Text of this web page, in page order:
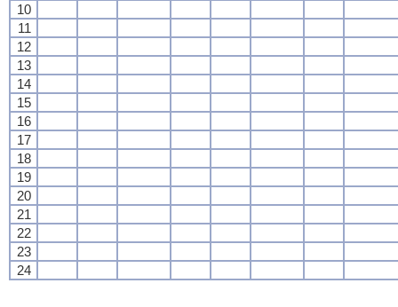
10
11
12
13
14
15
16
17
18
19
20
21
22
23
24